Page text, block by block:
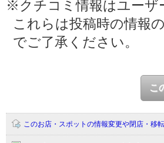
※クチコミ情報はユーザ
これらは投稿時の情報
でご了承ください。
こ
このお店・スポットの情報変更や閉店・移